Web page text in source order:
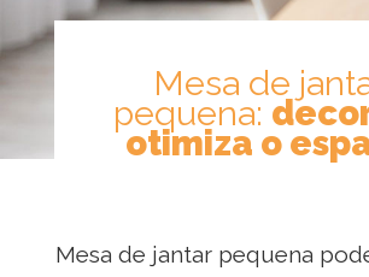
Ambiente
Cozinhas
Mesa de
pequena:
otimiza o
Mesa de jantar pequena